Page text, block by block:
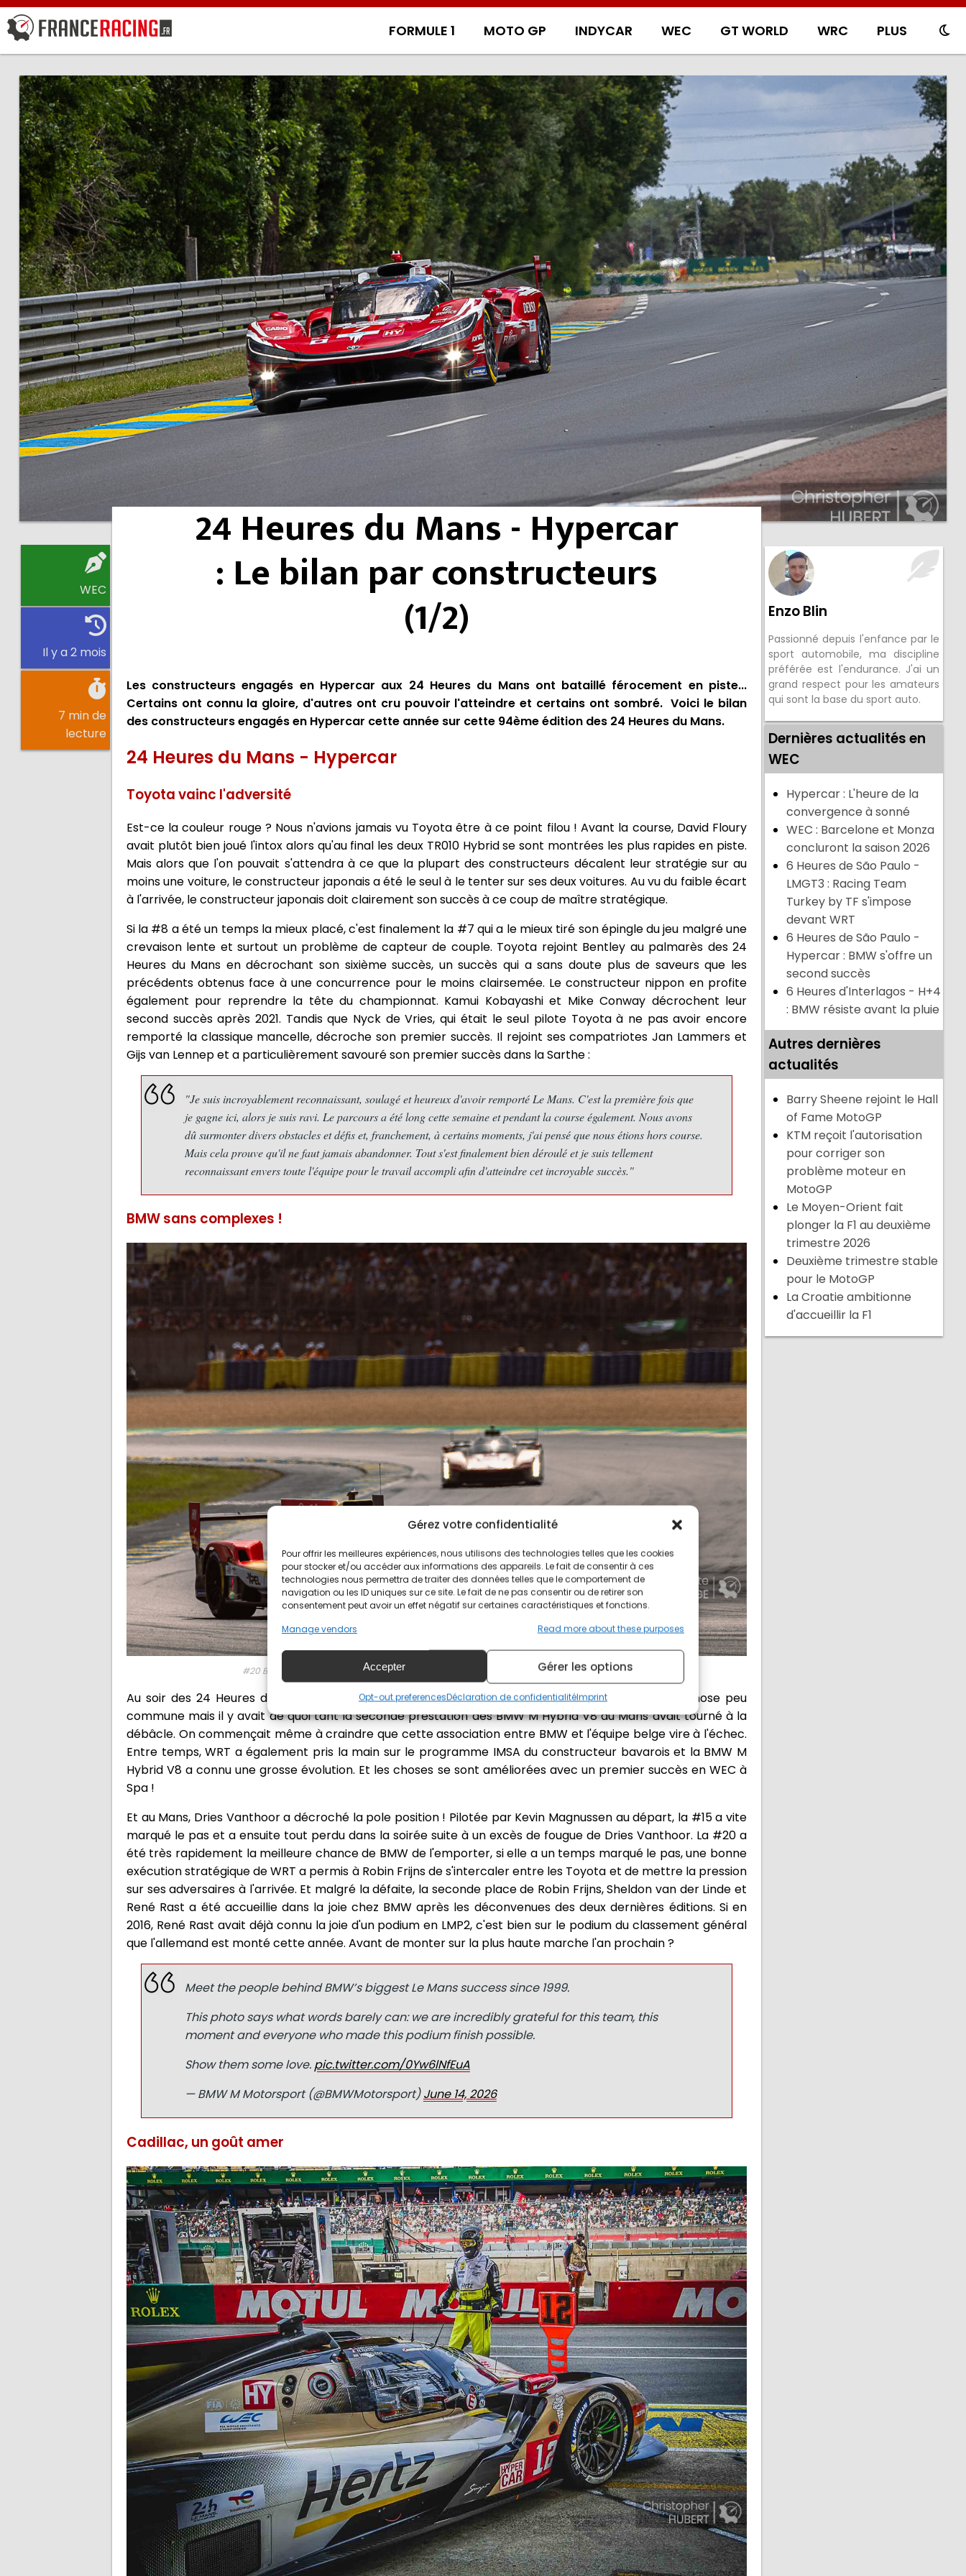
Gérez votre confidentialité
Pour offrir les meilleures expériences, nous utilisons des technologies telles que les cookies
pour stocker et/ou accéder aux informations des appareils. Le fait de consentir à ces
technologies nous permettra de traiter des données telles que le comportement de
navigation ou les ID uniques sur ce site. Le fait de ne pas consentir ou de retirer son
consentement peut avoir un effet négatif sur certaines caractéristiques et fonctions.
Manage vendors
Read more about these purposes
Accepter Gérer les options
Opt-out preferencesDéclaration de confidentialitéImprint
FORMULE 1 MOTO GP INDYCAR WEC GT WORLD WRC PLUS
WEC
Il y a 2 mois
7 min de
lecture
24 Heures du Mans - Hypercar
: Le bilan par constructeurs
(1/2)
Les constructeurs engagés en Hypercar aux 24 Heures du Mans ont bataillé férocement en piste...
Certains ont connu la gloire, d'autres ont cru pouvoir l'atteindre et certains ont sombré. Voici le bilan
des constructeurs engagés en Hypercar cette année sur cette 94ème édition des 24 Heures du Mans.
24 Heures du Mans - Hypercar
Toyota vainc l'adversité
Est-ce la couleur rouge ? Nous n'avions jamais vu Toyota être à ce point filou ! Avant la course, David Floury
avait plutôt bien joué l'intox alors qu'au final les deux TR010 Hybrid se sont montrées les plus rapides en piste.
Mais alors que l'on pouvait s'attendra à ce que la plupart des constructeurs décalent leur stratégie sur au
moins une voiture, le constructeur japonais a été le seul à le tenter sur ses deux voitures. Au vu du faible écart
à l'arrivée, le constructeur japonais doit clairement son succès à ce coup de maître stratégique.
Si la #8 a été un temps la mieux placé, c'est finalement la #7 qui a le mieux tiré son épingle du jeu malgré une
crevaison lente et surtout un problème de capteur de couple. Toyota rejoint Bentley au palmarès des 24
Heures du Mans en décrochant son sixième succès, un succès qui a sans doute plus de saveurs que les
précédents obtenus face à une concurrence pour le moins clairsemée. Le constructeur nippon en profite
également pour reprendre la tête du championnat. Kamui Kobayashi et Mike Conway décrochent leur
second succès après 2021. Tandis que Nyck de Vries, qui était le seul pilote Toyota à ne pas avoir encore
remporté la classique mancelle, décroche son premier succès. Il rejoint ses compatriotes Jan Lammers et
Gijs van Lennep et a particulièrement savouré son premier succès dans la Sarthe :
"Je suis incroyablement reconnaissant, soulagé et heureux d'avoir remporté Le Mans. C'est la première fois que
je gagne ici, alors je suis ravi. Le parcours a été long cette semaine et pendant la course également. Nous avons
dû surmonter divers obstacles et défis et, franchement, à certains moments, j'ai pensé que nous étions hors course.
Mais cela prouve qu'il ne faut jamais abandonner. Tout s'est finalement bien déroulé et je suis tellement
reconnaissant envers toute l'équipe pour le travail accompli afin d'atteindre cet incroyable succès."
BMW sans complexes !
#20 BMW M TEAM WRT - Robin FRIJNS (NED) / René RAST (GER) / Sheldon VAN DER LINDE (RSA)
Au soir des 24 Heures du Mans 2025, nous avions eu le déplaisir de voir Vincent Vosse abattu, chose peu
commune mais il y avait de quoi tant la seconde prestation des BMW M Hybrid V8 au Mans avait tourné à la
débâcle. On commençait même à craindre que cette association entre BMW et l'équipe belge vire à l'échec.
Entre temps, WRT a également pris la main sur le programme IMSA du constructeur bavarois et la BMW M
Hybrid V8 a connu une grosse évolution. Et les choses se sont améliorées avec un premier succès en WEC à
Spa !
Et au Mans, Dries Vanthoor a décroché la pole position ! Pilotée par Kevin Magnussen au départ, la #15 a vite
marqué le pas et a ensuite tout perdu dans la soirée suite à un excès de fougue de Dries Vanthoor. La #20 a
été très rapidement la meilleure chance de BMW de l'emporter, si elle a un temps marqué le pas, une bonne
exécution stratégique de WRT a permis à Robin Frijns de s'intercaler entre les Toyota et de mettre la pression
sur ses adversaires à l'arrivée. Et malgré la défaite, la seconde place de Robin Frijns, Sheldon van der Linde et
René Rast a été accueillie dans la joie chez BMW après les déconvenues des deux dernières éditions. Si en
2016, René Rast avait déjà connu la joie d'un podium en LMP2, c'est bien sur le podium du classement général
que l'allemand est monté cette année. Avant de monter sur la plus haute marche l'an prochain ?
Meet the people behind BMW’s biggest Le Mans success since 1999.
This photo says what words barely can: we are incredibly grateful for this team, this
moment and everyone who made this podium finish possible.
Show them some love. pic.twitter.com/0Yw6lNfEuA
— BMW M Motorsport (@BMWMotorsport)June 14, 2026
Cadillac, un goût amer
Enzo Blin
Passionné depuis l'enfance par le
sport automobile, ma discipline
préférée est l'endurance. J'ai un
grand respect pour les amateurs
qui sont la base du sport auto.
Dernières actualités en
WEC
Hypercar : L'heure de la
convergence à sonné
WEC : Barcelone et Monza
concluront la saison 2026
6 Heures de São Paulo -
LMGT3 : Racing Team
Turkey by TF s'impose
devant WRT
6 Heures de São Paulo -
Hypercar : BMW s'offre un
second succès
6 Heures d'Interlagos - H+4
: BMW résiste avant la pluie
Autres dernières
actualités
Barry Sheene rejoint le Hall
of Fame MotoGP
KTM reçoit l'autorisation
pour corriger son
problème moteur en
MotoGP
Le Moyen-Orient fait
plonger la F1 au deuxième
trimestre 2026
Deuxième trimestre stable
pour le MotoGP
La Croatie ambitionne
d'accueillir la F1